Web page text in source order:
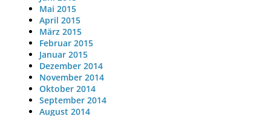
Mai 2015
April 2015
März 2015
Februar 2015
Januar 2015
Dezember 2014
November 2014
Oktober 2014
September 2014
August 2014